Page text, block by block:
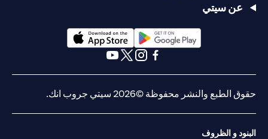
عن سيتي
opens in a new tab
opens in a new tab
حقوق الطبع والنشر محفوظة ©2026 سيتي جروب انك.
البنود و الظروف